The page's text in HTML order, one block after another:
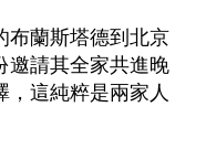
布蘭斯塔德到北京
邀請其全家共進晚
，這純粹是兩家人